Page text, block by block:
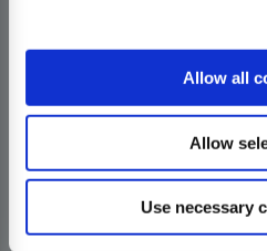
Allow all
Allow
Use necessary